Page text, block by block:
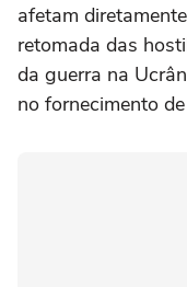
afetam
retomada das
da guerra na
no fornecimento